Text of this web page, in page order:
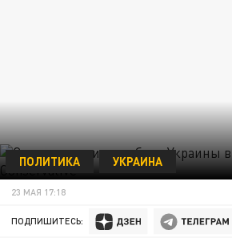
ПОЛИТИКА УКРАИНА
23 МАЯ 17:18
ПОДПИШИТЕСЬ: